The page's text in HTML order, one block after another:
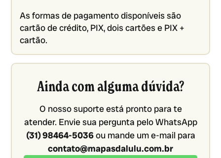
As formas de pagamento disponíveis são
cartão de crédito, PIX, dois cartões e PIX +
cartão.
Ainda com alguma dúvida?
O nosso suporte está pronto para te
atender. Envie sua pergunta pelo WhatsApp
(31) 98464-5036ou mande um e-mail para
contato@mapasdalulu.com.br